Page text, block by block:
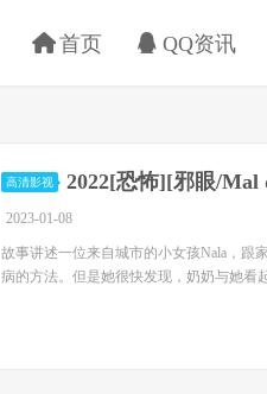
首页 QQ资讯
高清影视 2022[恐怖][邪眼/Mal
2023-01-08
故事讲述一位来自城市的小女孩Nala，跟
病的方法。但是她很快发现，奶奶与她看